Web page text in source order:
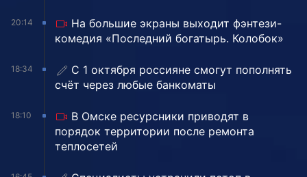
20:14
На большие экраны выходит фэнтези-
комедия «Последний богатырь. Колобок»
18:34
С 1 октября россияне смогут пополнять
счёт через любые банкоматы
18:10
В Омске ресурсники приводят в
порядок территории после ремонта
теплосетей